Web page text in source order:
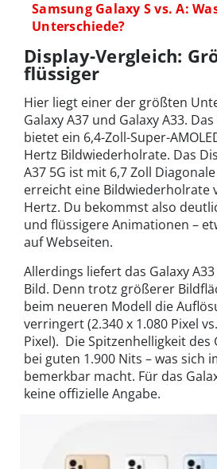
Samsung Galaxy S vs. A:
Unterschiede?
Display-Vergleich:
flüssiger
Hier liegt einer der größten
Galaxy A37 und Galaxy A33.
bietet ein 6,4-Zoll-Super-
Hertz Bildwiederholrate. Das
A37 5G ist mit 6,7 Zoll
erreicht eine Bildwiederholrate
Hertz. Du bekommst also
und flüssigere Animationen –
auf Webseiten.
Allerdings liefert das Galaxy
Bild. Denn trotz größerer
beim neueren Modell die
verringert (2.340 x 1.080 Pixel
Pixel). Die Spitzenhelligkeit des
bei guten 1.900 Nits – was sich
bemerkbar macht. Für das
keine offizielle Angabe.